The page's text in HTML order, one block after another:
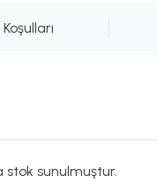
sunulmuştur.